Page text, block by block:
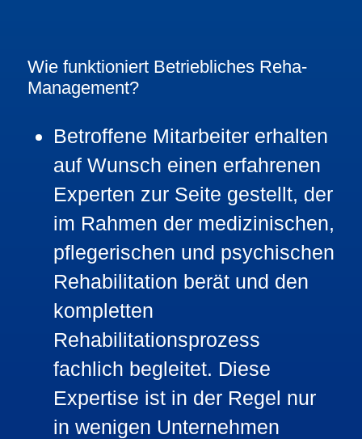
Wie funktioniert Betriebliches Reha-
Management?
Betroffene Mitarbeiter erhalten
auf Wunsch einen erfahrenen
Experten zur Seite gestellt, der
im Rahmen der medizinischen,
pflegerischen und psychischen
Rehabilitation berät und den
kompletten
Rehabilitationsprozess
fachlich begleitet. Diese
Expertise ist in der Regel nur
in wenigen Unternehmen